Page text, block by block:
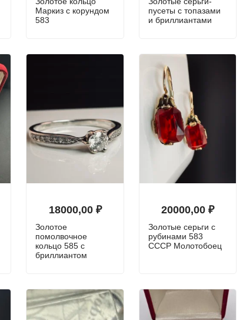
Маркиз с корундом
583
пусеты с топазами
и бриллиантами
18000,00 ₽
Золотое
помолвочное
кольцо 585 с
бриллиантом
20000,00 ₽
Золотые серьги с
рубинами 583
СССР Молотобоец